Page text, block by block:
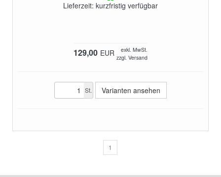
Lieferzeit: kurzfristig verfügbar
129,00 EUR
exkl. MwSt.
zzgl. Versand
St. Varianten ansehen
1